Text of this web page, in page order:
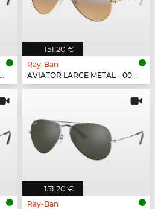
151,20 €
Ray-Ban
AVIATOR LARGE METAL - 001/3E
151,20 €
Ray-Ban